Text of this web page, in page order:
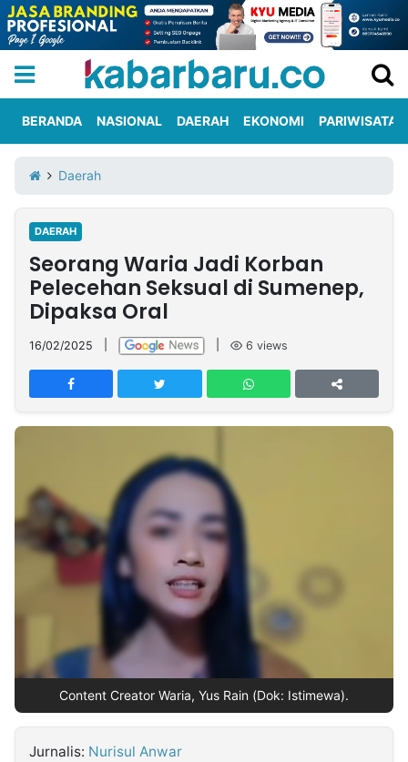
Iklan
Berita
Kami
Nasional
International
Olahraga
Entertainment
Daerah
Pariwisata
Kuliner
Kolom
Network
PT
TREETAN
INDONESIA
Partner
Insight
NTB
Suara
Time
Lens
IDN
Daily
Jogja
Jalan
Rakyat
Idealita
News
Kita
Notice
Dinamikapost.com
Radar
Baru
Seedbacklink
BERANDA NASIONAL DAERAH EKONOMI PARIWISATA
Daerah
DAERAH
Seorang Waria Jadi Korban
Pelecehan Seksual di Sumenep,
Dipaksa Oral
16/02/2025 6 views
Content Creator Waria, Yus Rain (Dok: Istimewa).
Jurnalis: Nurisul Anwar